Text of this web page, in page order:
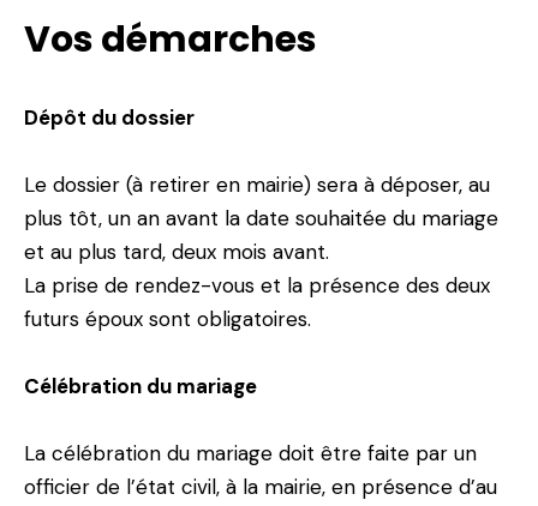
Vos démarches
Dépôt du dossier
Le dossier (à retirer en mairie) sera à déposer, au
plus tôt, un an avant la date souhaitée du mariage
et au plus tard, deux mois avant.
La prise de rendez-vous et la présence des deux
futurs époux sont obligatoires.
Célébration du mariage
La célébration du mariage doit être faite par un
officier de l’état civil, à la mairie, en présence d’au